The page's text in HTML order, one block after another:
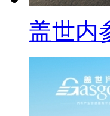
盖世内